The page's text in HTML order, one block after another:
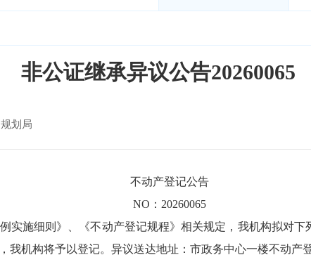
非公证继承异议公告20260065
划局
不动产登记公告
NO：20260065
实施细则》、《不动产登记规程》相关规定，我机构拟对
机构将予以登记。异议送达地址：市政务中心一楼不动产登